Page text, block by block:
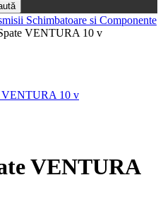
Schimbatoare si Componente
VENTURA 10 v
VENTURA